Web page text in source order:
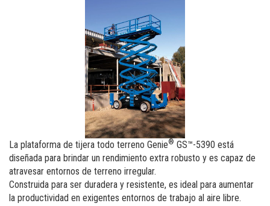
La plataforma de tijera todo terreno Genie® GS™-5390 está
diseñada para brindar un rendimiento extra robusto y es capaz de
atravesar entornos de terreno irregular.
Construida para ser duradera y resistente, es ideal para aumentar
la productividad en exigentes entornos de trabajo al aire libre.